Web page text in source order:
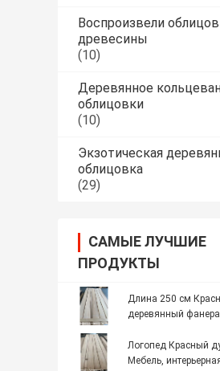
Воспроизвели
древесины
(10)
Деревянное
облицовки
(10)
Экзотическая
облицовка
(29)
САМЫЕ ЛУЧШИЕ
ПРОДУКТЫ
Длина 250 см
деревянный
Логопед Красный
Мебель,